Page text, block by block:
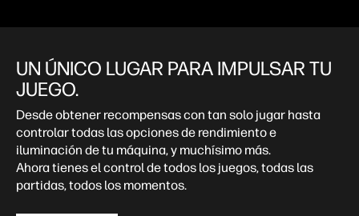
UN ÚNICO LUGAR PARA IMPULSAR TU
JUEGO. ​
Desde obtener recompensas con tan solo jugar hasta
controlar todas las opciones de rendimiento e
iluminación de tu máquina, y muchísimo más.
Ahora tienes el control de todos los juegos, todas las
partidas, todos los momentos.